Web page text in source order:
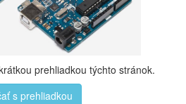
prehliadkou týchto stránok.
s prehliadkou